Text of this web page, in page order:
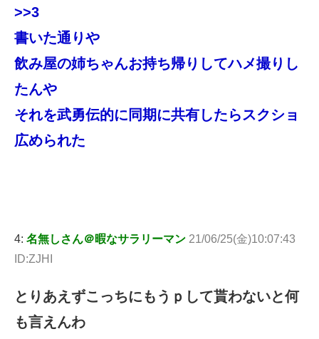
>>3
書いた通りや
飲み屋の姉ちゃんお持ち帰りしてハメ撮りし
たんや
それを武勇伝的に同期に共有したらスクショ
広められた
4: 名無しさん＠暇なサラリーマン 21/06/25(金)10:07:43
ID:ZJHI
とりあえずこっちにもうｐして貰わないと何
も言えんわ